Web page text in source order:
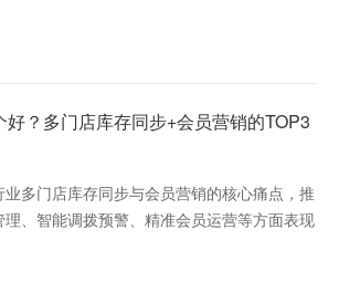
？多门店库存同步+会员营销的TOP3
多门店库存同步与会员营销的核心痛点，推
、智能调拨预警、精准会员运营等方面表现